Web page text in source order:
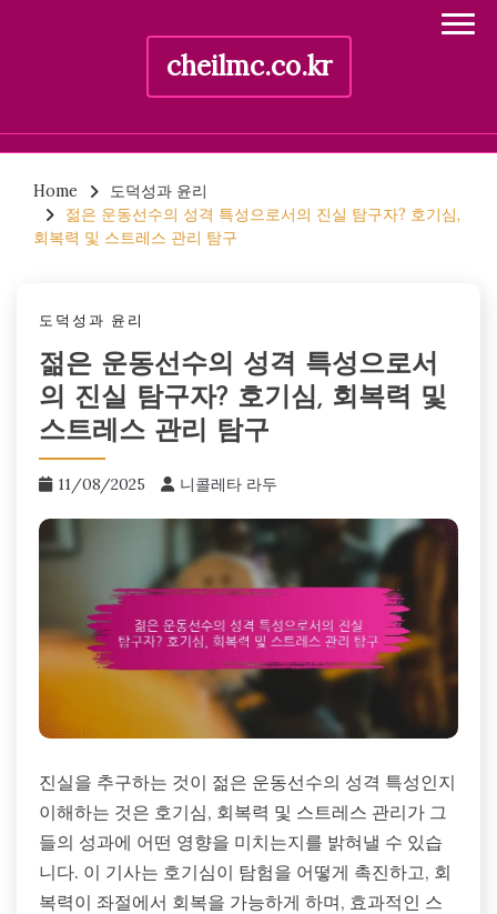
cheilmc.co.kr
content
Home
도덕성과 윤리
젊은 운동선수의 성격 특성으로서의 진실 탐구자? 호기심,
회복력 및 스트레스 관리 탐구
도덕성과 윤리
젊은 운동선수의 성격 특성으로서
의 진실 탐구자? 호기심, 회복력 및
스트레스 관리 탐구
11/08/2025 니콜레타 라두
진실을 추구하는 것이 젊은 운동선수의 성격 특성인지
이해하는 것은 호기심, 회복력 및 스트레스 관리가 그
들의 성과에 어떤 영향을 미치는지를 밝혀낼 수 있습
니다. 이 기사는 호기심이 탐험을 어떻게 촉진하고, 회
복력이 좌절에서 회복을 가능하게 하며, 효과적인 스